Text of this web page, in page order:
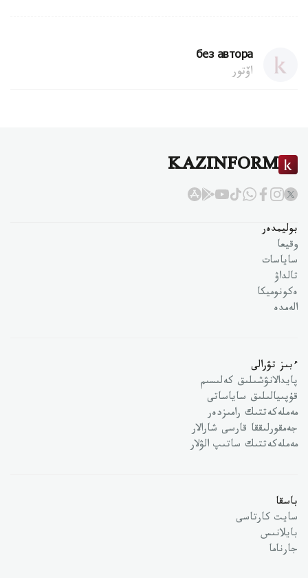
без автора
اۆتور
KAZINFORM
بوليمدەر
وقيعا
ساياسات
تالداۋ
ەكونوميكا
الەمدە
ءبىز تۋرالى
پايدالانۋشىلىق كەلىسىم
قۇپىيالىلىق ساياساتى
مەملەكەتتىك رامىزدەر
جەمقورلىققا قارسى شارالار
مەملەكەتتىك ساتىپ الۋلار
باسقا
سايت كارتاسى
بايلانىس
جارناما